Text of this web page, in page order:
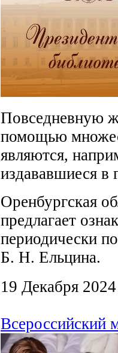
Повседневную
помощью
являются,
издававшиеся в
Оренбургская
предлагает
периодически
Б. Н. Ельцина.
19 Декабря 2024
Всероссийский